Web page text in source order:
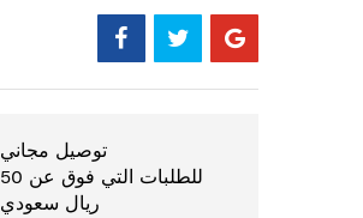
توصيل مجاني
للطلبات التي فوق عن 50
ريال سعودي